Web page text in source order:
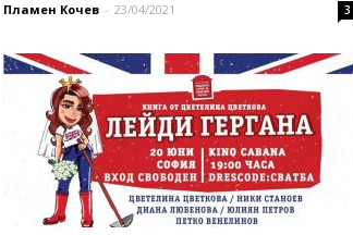
Пламен Кочев - 23/04/2021 3